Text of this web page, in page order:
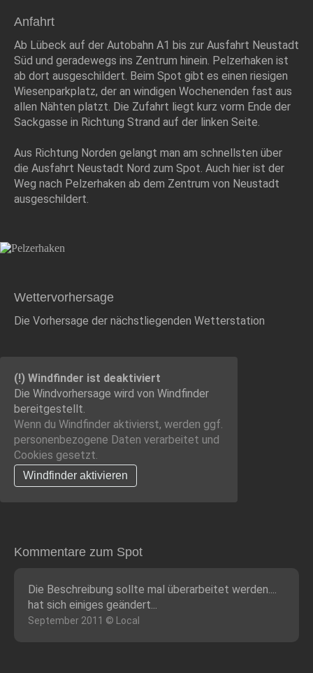
Anfahrt
Ab Lübeck auf der Autobahn A1 bis zur Ausfahrt Neustadt
Süd und geradewegs ins Zentrum hinein. Pelzerhaken ist
ab dort ausgeschildert. Beim Spot gibt es einen riesigen
Wiesenparkplatz, der an windigen Wochenenden fast aus
allen Nähten platzt. Die Zufahrt liegt kurz vorm Ende der
Sackgasse in Richtung Strand auf der linken Seite.
Aus Richtung Norden gelangt man am schnellsten über
die Ausfahrt Neustadt Nord zum Spot. Auch hier ist der
Weg nach Pelzerhaken ab dem Zentrum von Neustadt
ausgeschildert.
Wettervorhersage
Die Vorhersage der nächstliegenden Wetterstation
(!) Windfinder ist deaktiviert
Die Windvorhersage wird von Windfinder
bereitgestellt.
Wenn du Windfinder aktivierst, werden ggf.
personenbezogene Daten verarbeitet und
Cookies gesetzt.
Windfinder aktivieren
Kommentare zum Spot
Die Beschreibung sollte mal überarbeitet werden....
hat sich einiges geändert...
September 2011 © Local